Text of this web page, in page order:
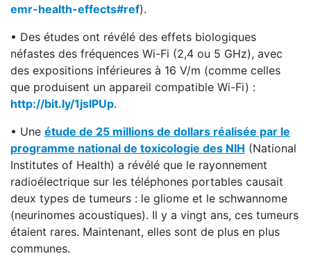
emr-health-effects#ref).
• Des études ont révélé des effets biologiques
néfastes des fréquences Wi-Fi (2,4 ou 5 GHz), avec
des expositions inférieures à 16 V/m (comme celles
que produisent un appareil compatible Wi-Fi) :
http://bit.ly/1jsIPUp.
• Une étude de 25 millions de dollars réalisée par le
programme national de toxicologie des NIH (National
Institutes of Health) a révélé que le rayonnement
radioélectrique sur les téléphones portables causait
deux types de tumeurs : le gliome et le schwannome
(neurinomes acoustiques). Il y a vingt ans, ces tumeurs
étaient rares. Maintenant, elles sont de plus en plus
communes.